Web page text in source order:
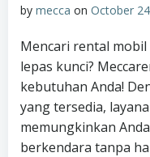
by mecca on October
Mencari rental
lepas kunci?
kebutuhan Anda!
yang tersedia,
memungkinkan
berkendara tanpa